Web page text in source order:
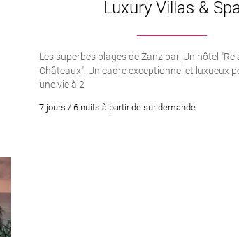
Luxury Villas & Spa
Les superbes plages de Zanzibar. Un hôtel
Châteaux". Un cadre exceptionnel et luxueux
une vie à 2
7 jours / 6 nuits à partir de sur demande